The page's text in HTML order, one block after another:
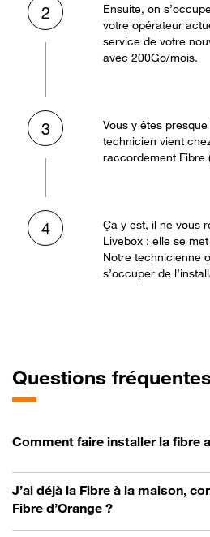
2
Ensuite, on
votre opérateur
service de votre
avec 200Go/mois.
3
Vous y êtes
technicien vient
raccordement Fibre
4
Ça y est, il ne vous
Livebox : elle se
Notre technicienne
s’occuper de
Questions
Comment faire installer la fibre
J’ai déjà la Fibre à la maison,
Fibre d’Orange ?